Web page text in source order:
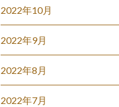
2022年10月
2022年9月
2022年8月
2022年7月